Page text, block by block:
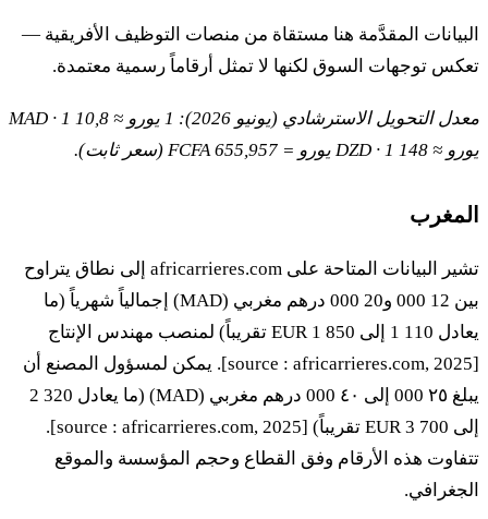
البيانات المقدَّمة هنا مستقاة من منصات التوظيف الأفريقية —
تعكس توجهات السوق لكنها لا تمثل أرقاماً رسمية معتمدة.
معدل التحويل الاسترشادي (يونيو 2026): 1 يورو ≈ 10,8 MAD · 1
يورو ≈ 148 DZD · 1 يورو = 655,957 FCFA (سعر ثابت).
المغرب
تشير البيانات المتاحة على africarrieres.com إلى نطاق يتراوح
بين 12 000 و20 000 درهم مغربي (MAD) إجمالياً شهرياً (ما
يعادل 1 110 إلى 1 850 EUR تقريباً) لمنصب مهندس الإنتاج
[source : africarrieres.com, 2025]. يمكن لمسؤول المصنع أن
يبلغ ٢٥ 000 إلى ٤٠ 000 درهم مغربي (MAD) (ما يعادل 2 320
إلى 3 700 EUR تقريباً) [source : africarrieres.com, 2025].
تتفاوت هذه الأرقام وفق القطاع وحجم المؤسسة والموقع
الجغرافي.